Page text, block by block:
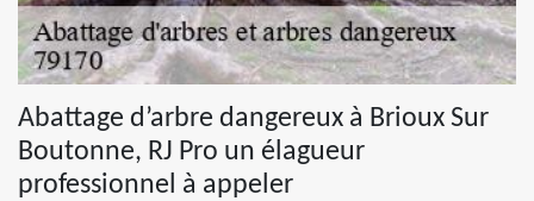
Abattage d’arbre dangereux à Brioux Sur
Boutonne, RJ Pro un élagueur
professionnel à appeler